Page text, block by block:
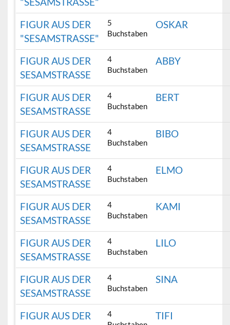
FIGUR AUS DER
"SESAMSTRASSE"
5
Buchstaben
OSKAR
FIGUR AUS DER
SESAMSTRASSE
4
Buchstaben
ABBY
FIGUR AUS DER
SESAMSTRASSE
4
Buchstaben
BERT
FIGUR AUS DER
SESAMSTRASSE
4
Buchstaben
BIBO
FIGUR AUS DER
SESAMSTRASSE
4
Buchstaben
ELMO
FIGUR AUS DER
SESAMSTRASSE
4
Buchstaben
KAMI
FIGUR AUS DER
SESAMSTRASSE
4
Buchstaben
LILO
FIGUR AUS DER
SESAMSTRASSE
4
Buchstaben
SINA
FIGUR AUS DER
4
TIFI